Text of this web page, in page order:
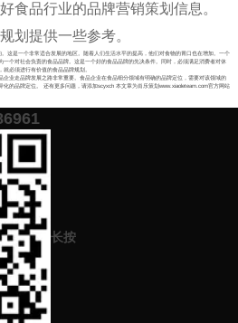
食品行业的品牌营销策划信息。
划提供一些参考。
这是一个非常适合发展的地区。随着人们生活水平的提高，他们对食物的胃口也在增加。一个
个对社会负责的食品品牌。这是一个好的食品品牌的先决条件。同时，必须满足消费者对休
必须进行有价值的食品品牌规划。
业走品牌发展之路非常重要。食品企业在食品细分领域有明确的品牌定位，需要对该领域的
的品牌定位。 还有更多问题，请添加scyxch 本文章为肖乐策划www.xiaoleteam.com官方网站
号：
讲一些排名靠前的网站机构平台都是怎
么准备（食物产品的推广营销重点内
长按